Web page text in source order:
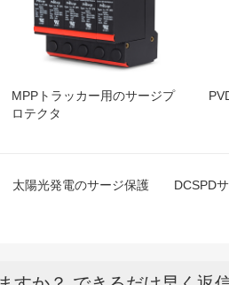
MPPトラッカー用のサージプ
ロテクタ
太陽光発電のサージ保護 DCSPD